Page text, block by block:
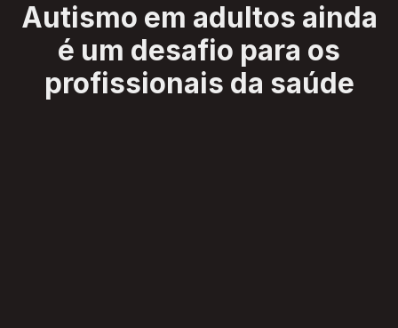
Autismo em adultos ainda
é um desafio para os
profissionais da saúde